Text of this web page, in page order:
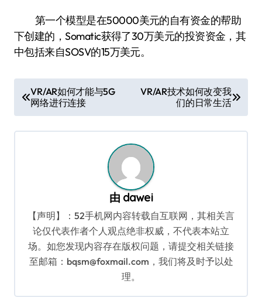
第一个模型是在50000美元的自有资金的帮助
下创建的，Somatic获得了30万美元的投资资金，其
中包括来自SOSV的15万美元。
章
导
VR/AR如何才能与5G
网络进行连接
VR/AR技术如何改变我
们的日常生活
由 dawei
【声明】：52手机网内容转载自互联网，其相关言
论仅代表作者个人观点绝非权威，不代表本站立
场。如您发现内容存在版权问题，请提交相关链接
至邮箱：bqsm@foxmail.com，我们将及时予以处
理。